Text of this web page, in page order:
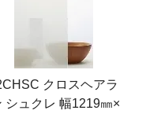
クロスヘアラ
シュクレ 幅1219㎜×